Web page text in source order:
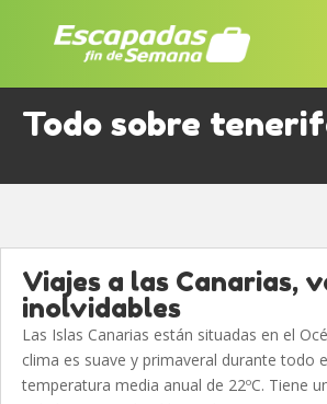
Todo sobre
Viajes a las Canarias,
inolvidables
Las Islas Canarias están situadas en el
clima es suave y primaveral durante todo
temperatura media anual de 22ºC. Tiene